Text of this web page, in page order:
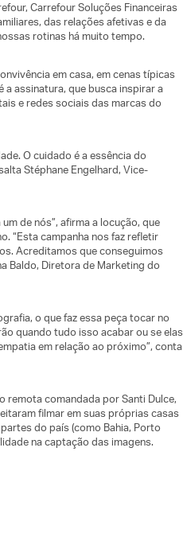
Carrefour Soluções Financeiras
das relações afetivas e da
rotinas há muito tempo.
em casa, em cenas típicas
assinatura, que busca inspirar a
e redes sociais das marcas do
O cuidado é a essência do
Stéphane Engelhard, Vice-
de nós”, afirma a locução, que
“Esta campanha nos faz refletir
Acreditamos que conseguimos
Baldo, Diretora de Marketing do
o que faz essa peça tocar no
quando tudo isso acabar ou se elas
em relação ao próximo”, conta
comandada por Santi Dulce,
filmar em suas próprias casas
do país (como Bahia, Porto
na captação das imagens.